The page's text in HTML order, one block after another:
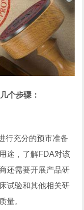
个步骤‌：
行充分的预市准备
途，了解FDA对该
还需要开展产品研
试验和其他相关研
量‌。